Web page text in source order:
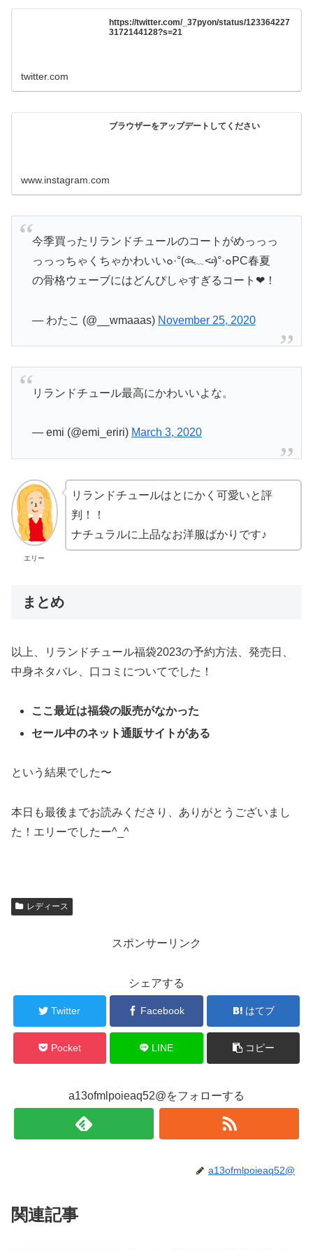
https://twitter.com/_37pyon/status/123364227
3172144128?s=21
twitter.com
ブラウザーをアップデートしてください
www.instagram.com
今季買ったリランドチュールのコートがめっっっ
っっっちゃくちゃかわいい๐·°(৹˃̵﹏˂̵৹)°·๐PC春夏
の骨格ウェーブにはどんぴしゃすぎるコート❤︎！
— わたこ (@__wmaaas) November 25, 2020
リランドチュール最高にかわいいよな。
— emi (@emi_eriri) March 3, 2020
エリー
リランドチュールはとにかく可愛いと評
判！！
ナチュラルに上品なお洋服ばかりです♪
まとめ
以上、リランドチュール福袋2023の予約方法、発売日、
中身ネタバレ、口コミについてでした！
ここ最近は福袋の販売がなかった
セール中のネット通販サイトがある
という結果でした〜
本日も最後までお読みくださり、ありがとうございまし
た！エリーでしたー^_^
レディース
スポンサーリンク
シェアする
Twitter Facebook はてブ
Pocket LINE コピー
a13ofmlpoieaq52@をフォローする
a13ofmlpoieaq52@
関連記事